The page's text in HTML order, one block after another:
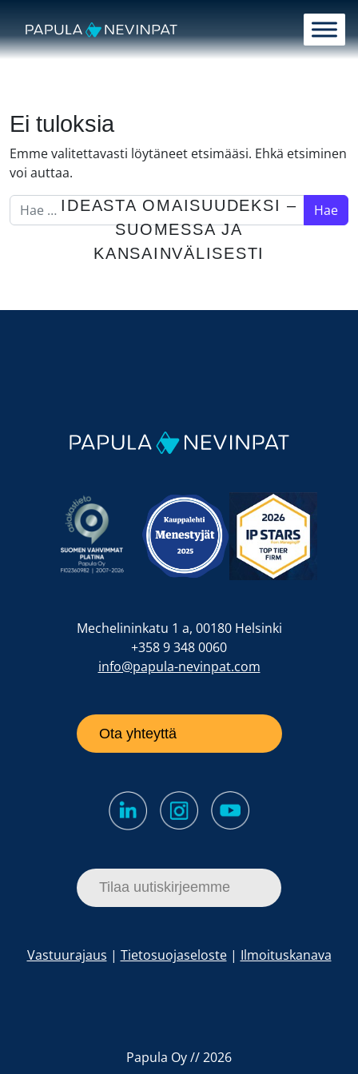
Päävalikko
Ei tuloksia
Emme valitettavasti löytäneet etsimääsi. Ehkä etsiminen
voi auttaa.
Hae:
IDEASTA OMAISUUDEKSI –
SUOMESSA JA
KANSAINVÄLISESTI
Mechelininkatu 1 a, 00180 Helsinki
+358 9 348 0060
info@papula-nevinpat.com
Ota yhteyttä
Tilaa uutiskirjeemme
Vastuurajaus | Tietosuojaseloste| Ilmoituskanava
Papula Oy // 2026